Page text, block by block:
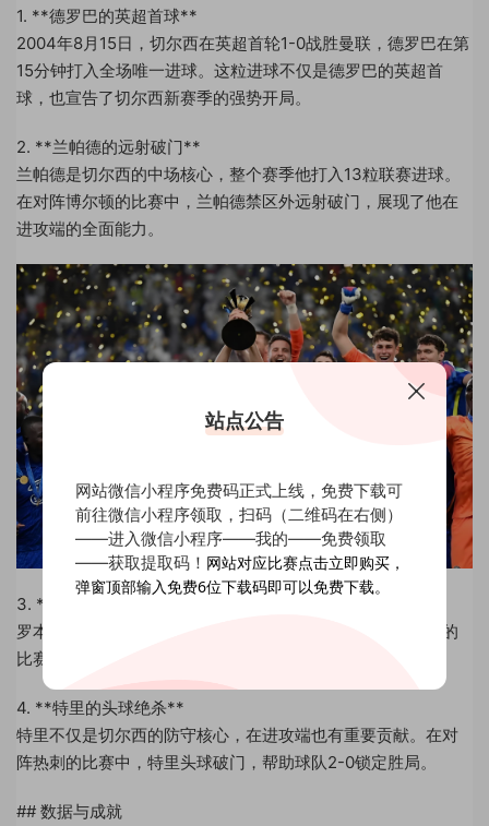
1. **德罗巴的英超首球**
2004年8月15日，切尔西在英超首轮1-0战胜曼联，德罗巴在第
15分钟打入全场唯一进球。这粒进球不仅是德罗巴的英超首
球，也宣告了切尔西新赛季的强势开局。
2. **兰帕德的远射破门**
兰帕德是切尔西的中场核心，整个赛季他打入13粒联赛进球。
在对阵博尔顿的比赛中，兰帕德禁区外远射破门，展现了他在
进攻端的全面能力。
3. **罗本的突破与进球**
罗本在边路的突破是切尔西进攻的重要武器。在对阵埃弗顿的
比赛中，罗本左路内切后右脚射门得分，帮助球队2-0取胜。
4. **特里的头球绝杀**
特里不仅是切尔西的防守核心，在进攻端也有重要贡献。在对
阵热刺的比赛中，特里头球破门，帮助球队2-0锁定胜局。
## 数据与成就
站点公告
网站微信小程序免费码正式上线，免费下载可
前往微信小程序领取，扫码（二维码在右侧）
——进入微信小程序——我的——免费领取
——获取提取码！ 网站对应比赛点击立即购买，
弹窗顶部输入免费6位下载码即可以免费下载。